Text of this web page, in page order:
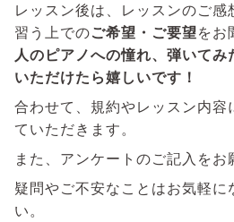
レッスン後は、レッスンのご感
習う上でのご希望・ご要望をお
人のピアノへの憧れ、弾いてみ
いただけたら嬉しいです！
合わせて、規約やレッスン内容
ていただきます。
また、アンケートのご記入をお
疑問やご不安なことはお気軽に
い。